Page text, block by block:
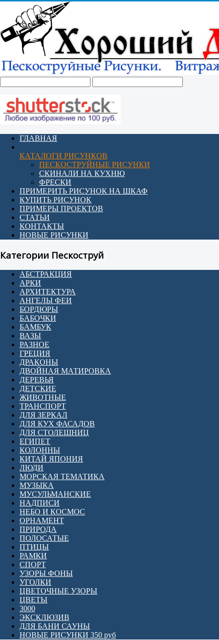
ГЛАВНАЯ
КАТАЛОГИ РИСУНКОВ
ПЕСКОСТРУЙНЫЕ РИСУНКИ
СКИНАЛИ НА КУХНЮ
ФРЕСКИ
ПРИМЕРИТЬ РИСУНОК НА ШКАФ
КУПИТЬ РИСУНОК
ПРИМЕРЫ ПРОЕКТОВ
СТАТЬИ
КОНТАКТЫ
НОВЫЕ РИСУНКИ
Категории Пескоструй
АБСТРАКЦИЯ
АРКИ
АРХИТЕКТУРА
АНГЕЛЫ ФЕИ
БОРДЮРЫ
БАБОЧКИ
БАМБУК
ВАЗЫ
РАЗНОЕ
ГРЕЦИЯ
ДРАКОНЫ
ДВОЙНАЯ МАТИРОВКА
ДЕРЕВЬЯ
ДЕТСКИЕ
ЖИВОТНЫЕ
ТРАНСПОРТ
ДЛЯ ЗЕРКАЛ
ДЛЯ КУХ ФАСАДОВ
ДЛЯ СТОЛЕШНИЦ
ЕГИПЕТ
КОЛОННЫ
КИТАЙ ЯПОНИЯ
ЛЮДИ
МОРСКАЯ ТЕМАТИКА
МУЗЫКА
МУСУЛЬМАНСКИЕ
НАДПИСИ
НЕБО И КОСМОС
ОРНАМЕНТ
ПРИРОДА
ПОЛОСАТЫЕ
ПТИЦЫ
РАМКИ
СПОРТ
УЗОРЫ ФОНЫ
УГОЛКИ
ЦВЕТОЧНЫЕ УЗОРЫ
ЦВЕТЫ
3000
ЭКСКЛЮЗИВ
ДЛЯ БАНИ САУНЫ
НОВЫЕ РИСУНКИ 350 руб